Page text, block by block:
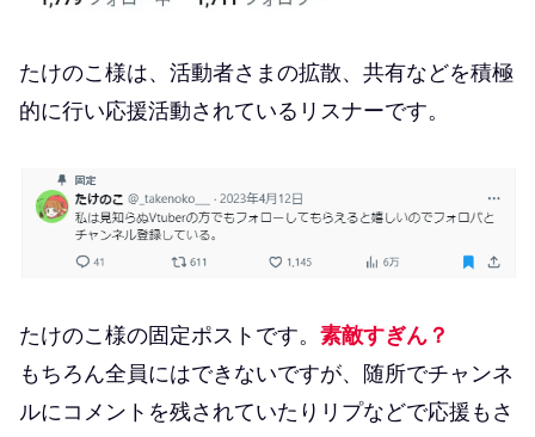
たけのこ様は、活動者さまの拡散、共有などを積極
的に行い応援活動されているリスナーです。
たけのこ様の固定ポストです。 素敵すぎん？
もちろん全員にはできないですが、随所でチャンネ
ルにコメントを残されていたりリプなどで応援もさ